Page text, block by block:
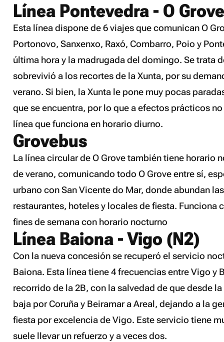
Línea Pontevedra - O
Esta línea dispone de 6 viajes que comunican O
Portonovo, Sanxenxo, Raxó, Combarro, Poio y
última hora y la madrugada del domingo. Se trata
sobrevivió a los recortes de la Xunta, por su
verano. Si bien, la Xunta le pone muy pocas
que se encuentra, por lo que a efectos prácticos
línea que funciona en horario diurno.
Grovebus
La línea circular de O Grove también tiene horario
de verano, comunicando todo O Grove entre sí,
urbano con San Vicente do Mar, donde abundan
restaurantes, hoteles y locales de fiesta. Funciona
fines de semana con horario nocturno
Línea Baiona - Vigo (N2)
Con la nueva concesión se recuperó el servicio
Baiona. Esta línea tiene 4 frecuencias entre Vigo y
recorrido de la 2B, con la salvedad de que desde
baja por Coruña y Beiramar a Areal, dejando a la
fiesta por excelencia de Vigo. Este servicio tiene
suele llevar un refuerzo y a veces dos.